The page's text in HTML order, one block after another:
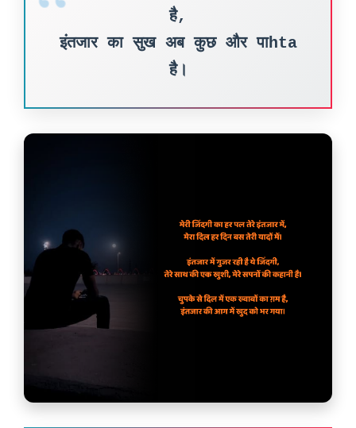
है,
इंतजार का सुख अब कुछ और पाhta
है।